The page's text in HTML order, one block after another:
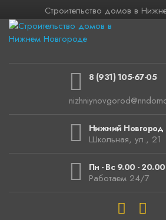
Строительство домов в
8 (931) 105-67-05
Нижний Новгород
Школьная, ул., 21
Пн - Вс 9.00 - 20.00
Работаем 24/7